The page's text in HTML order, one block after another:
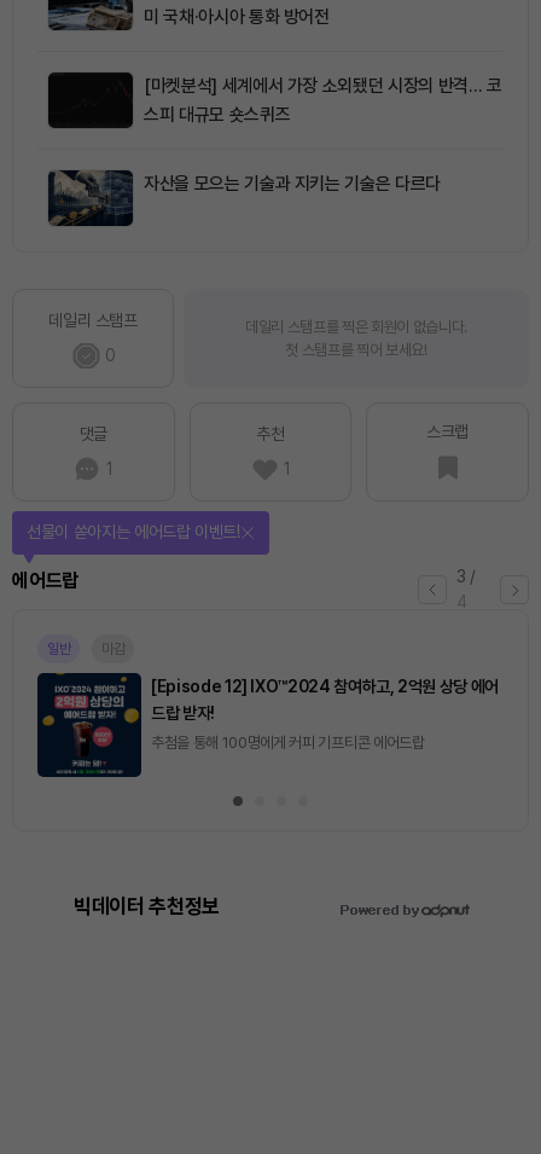
미 국채·아시아 통화 방어전
[마켓분석] 세계에서 가장 소외됐던 시장의 반격… 코
스피 대규모 숏스퀴즈
자산을 모으는 기술과 지키는 기술은 다르다
데일리 스탬프
0
데일리 스탬프를 찍은 회원이 없습니다.
첫 스탬프를 찍어 보세요!
댓글
1
추천
1
스크랩
4 /
4
퀴즈
퀴즈풀고 선물 받자!
마감
[토큰포스트] 기사 퀴즈 658회차
2026.08.07 (금) ~ 2026.08.08 (토)
빅데이터 추천정보